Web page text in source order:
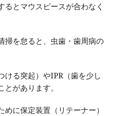
るとマウスピースが合わなく
掃を怠ると、虫歯・歯周病の
ける突起）やIPR（歯を少し
があります。
めに保定装置（リテーナー）